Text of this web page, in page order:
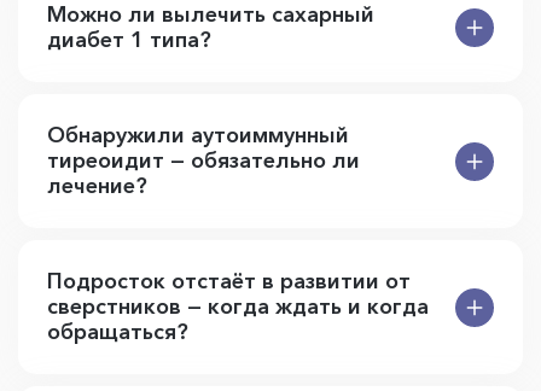
Можно ли вылечить сахарный
диабет 1 типа?
Обнаружили аутоиммунный
тиреоидит — обязательно ли
лечение?
Подросток отстаёт в развитии от
сверстников — когда ждать и когда
обращаться?